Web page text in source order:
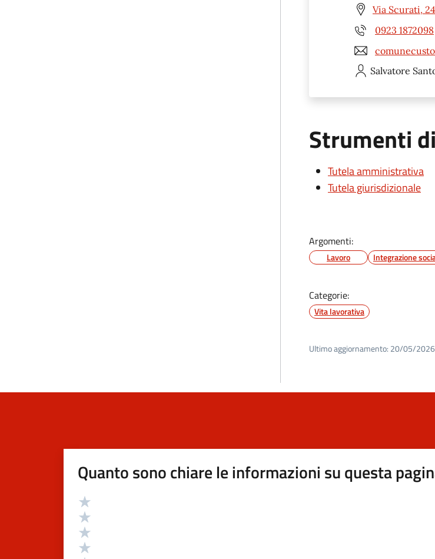
Via Scurati,
0923 1872098
Salvatore
Strumenti
Tutela amministrativa
Tutela giurisdizionale
Argomenti:
Lavoro Integrazione
Categorie:
Vita lavorativa
Ultimo aggiornamento: 20/05/
Quanto sono chiare le informazioni su questa
Valutazione